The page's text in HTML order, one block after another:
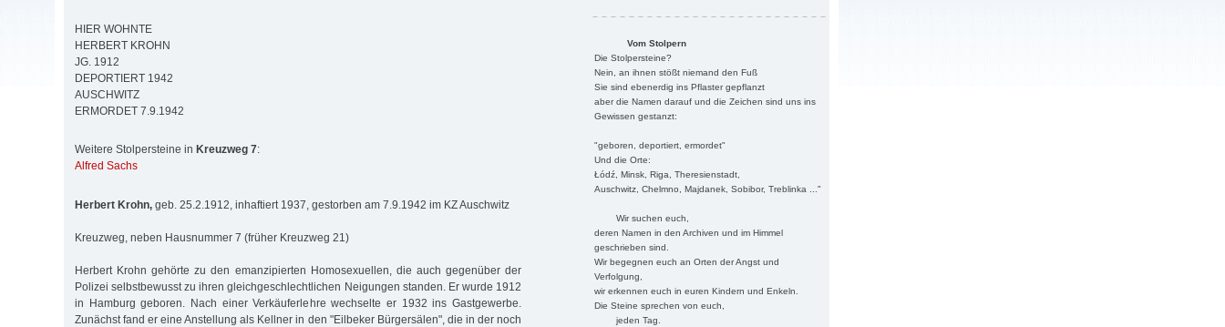
Vom Stolpern
Die Stolpersteine?
Nein, an ihnen stößt niemand den Fuß
Sie sind ebenerdig ins Pflaster gepflanzt
aber die Namen darauf und die Zeichen sind uns ins
Gewissen gestanzt:
"geboren, deportiert, ermordet"
Und die Orte:
Łódź, Minsk, Riga, Theresienstadt,
Auschwitz, Chelmno, Majdanek, Sobibor, Treblinka ..."
Wir suchen euch,
deren Namen in den Archiven und im Himmel
geschrieben sind.
Wir begegnen euch an Orten der Angst und
Verfolgung,
wir erkennen euch in euren Kindern und Enkeln.
Die Steine sprechen von euch,
jeden Tag.
HIER WOHNTE
HERBERT KROHN
JG. 1912
DEPORTIERT 1942
AUSCHWITZ
ERMORDET 7.9.1942
Weitere Stolpersteine in Kreuzweg 7:
Alfred Sachs
Herbert Krohn, geb. 25.2.1912, inhaftiert 1937, gestorben am 7.9.1942 im KZ Auschwitz
Kreuzweg, neben Hausnummer 7 (früher Kreuzweg 21)
Herbert Krohn gehörte zu den emanzipierten Homosexuellen, die auch gegenüber der
Polizei selbstbewusst zu ihren gleichgeschlechtlichen Neigungen standen. Er wurde 1912
in Hamburg geboren. Nach einer Verkäuferlehre wechselte er 1932 ins Gastgewerbe.
Zunächst fand er eine Anstellung als Kellner in den "Eilbeker Bürgersälen", die in der noch